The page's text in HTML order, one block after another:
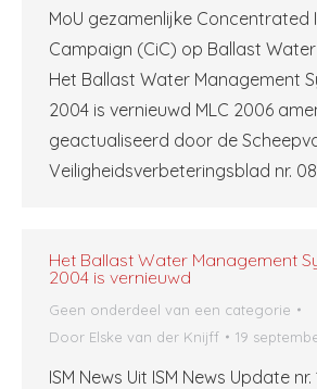
MoU gezamenlijke Concentrated
Campaign (CiC) op Ballast
Het Ballast Water Management
2004 is vernieuwd MLC 2006
geactualiseerd door de
Veiligheidsverbeteringsblad nr.
Het Ballast Water Management
2004 is vernieuwd
Geen onderdeel van een categorie
Door Elske van der Knijff 19
ISM News Uit ISM News Update nr.